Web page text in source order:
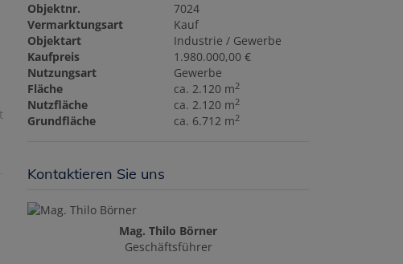
Objektnr.
7024
Vermarktungsart
Kauf
Objektart
Industrie / Gewerbe
Kaufpreis
1.980.000,00 €
Nutzungsart
Gewerbe
Fläche
ca. 2.120 m2
Nutzfläche ca. 2.120 m2
Grundfläche ca. 6.712 m2
Kontaktieren Sie uns
Mag. Thilo Börner
Geschäftsführer